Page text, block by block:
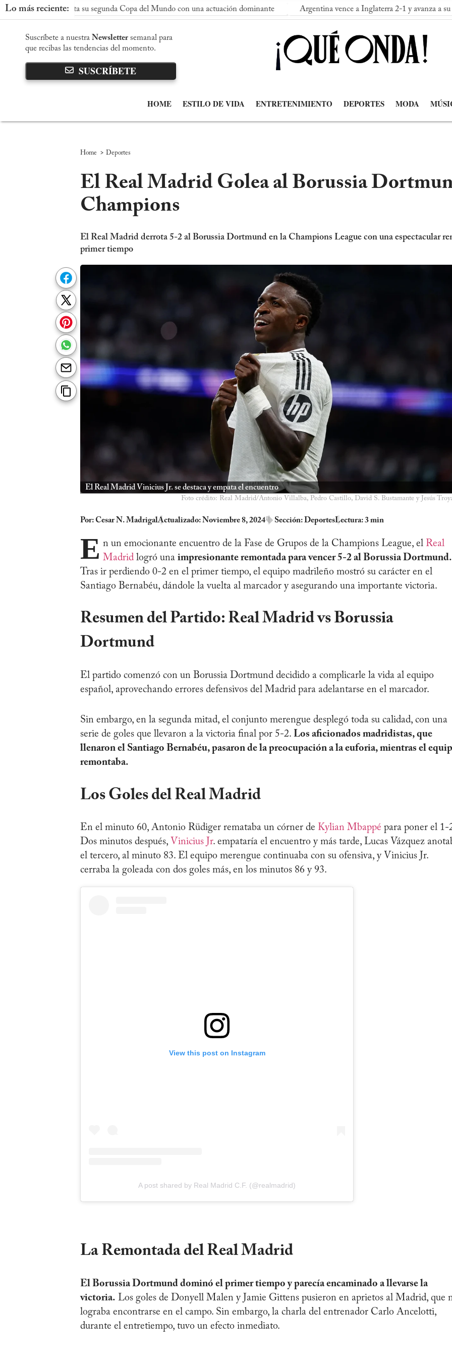
Lo más reciente:
conquista su segunda Copa del Mundo con una actuación dominante Argentina vence a Inglaterra 2-1 y avanza a su segunda
Suscríbete a nuestra Newsletter semanal para
que recibas las tendencias del momento.
SUSCRÍBETE
HOME ESTILO DE VIDA ENTRETENIMIENTO DEPORTES MODA
Home > Deportes
El Real Madrid Golea al Borussia
Champions
El Real Madrid derrota 5-2 al Borussia Dortmund en la Champions League con una espectacular
primer tiempo
El Real Madrid Vinicius Jr. se destaca y empata el encuentro
Foto crédito: Real Madrid/Antonio Villalba, Pedro Castillo, David S. Bustamante y Jesús
Por:Cesar N. MadrigalActualizado: Noviembre 8, 2024 Sección:DeportesLectura: 3 min
E n un emocionante encuentro de la Fase de Grupos de la Champions League, el Real
Madrid logró una impresionante remontada para vencer 5-2 al Borussia Dortmund.
Tras ir perdiendo 0-2 en el primer tiempo, el equipo madrileño mostró su carácter en el
Santiago Bernabéu, dándole la vuelta al marcador y asegurando una importante victoria.
Resumen del Partido: Real Madrid vs Borussia
Dortmund
El partido comenzó con un Borussia Dortmund decidido a complicarle la vida al equipo
español, aprovechando errores defensivos del Madrid para adelantarse en el marcador.
Sin embargo, en la segunda mitad, el conjunto merengue desplegó toda su calidad, con una
serie de goles que llevaron a la victoria final por 5-2. Los aficionados madridistas, que
llenaron el Santiago Bernabéu, pasaron de la preocupación a la euforia, mientras el
remontaba.
Los Goles del Real Madrid
En el minuto 60, Antonio Rüdiger remataba un córner de Kylian Mbappé para poner el 1-
Dos minutos después, Vinicius Jr. empataría el encuentro y más tarde, Lucas Vázquez
el tercero, al minuto 83. El equipo merengue continuaba con su ofensiva, y Vinicius Jr.
cerraba la goleada con dos goles más, en los minutos 86 y 93.
View this post on Instagram
A post shared by Real Madrid C.F. (@realmadrid)
La Remontada del Real Madrid
El Borussia Dortmund dominó el primer tiempo y parecía encaminado a llevarse la
victoria. Los goles de Donyell Malen y Jamie Gittens pusieron en aprietos al Madrid, que
lograba encontrarse en el campo. Sin embargo, la charla del entrenador Carlo Ancelotti,
durante el entretiempo, tuvo un efecto inmediato.